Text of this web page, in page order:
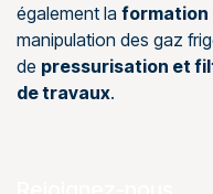
également la formation
manipulation des gaz
de pressurisation et
de travaux.